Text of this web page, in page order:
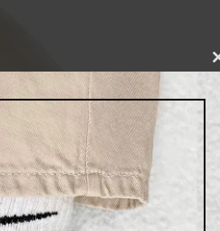
CLOSE
MODULE